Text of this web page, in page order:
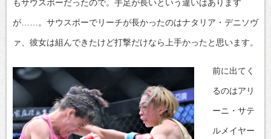
もサウスポーだったので。手足が長いという違いはあります
が……。サウスポーでリーチが長かったのはナタリア・デニソヴ
ァ、彼女は組んできたけど打撃だけなら上手かったと思います。
前に出てく
るのはアリ
ーニ・サテ
ルメイヤー